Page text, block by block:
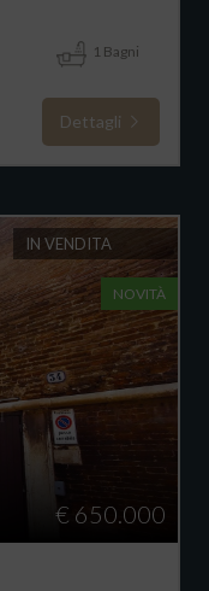
1 Bagni
Dettagli
IN VENDITA
NOVITÀ
€ 650.000